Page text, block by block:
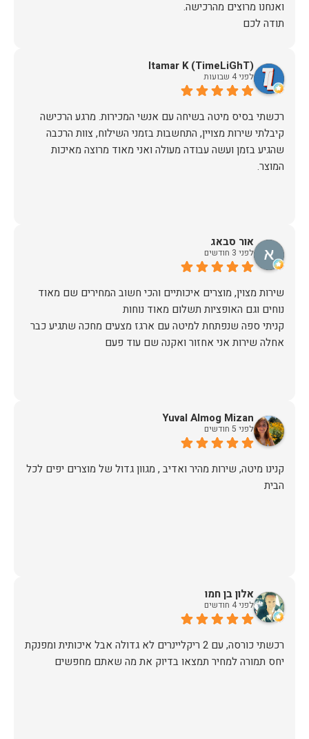
תודה לכם
Itamar K (TimeLiGhT)
לפני 4 שבועות
רכשתי בסיס מיטה בשיחה עם אנשי המכירות. מרגע הרכישה
קיבלתי שירות מצויין, התחשבות בזמני השילוח, צוות הרכבה
שהגיע בזמן ועשה עבודה מעולה ואני מאוד מרוצה מאיכות
המוצר.
אור סבאג
לפני 3 חודשים
שירות מצוין, מוצרים איכותיים והכי חשוב המחירים שם מאוד
קניתי ספה שנפתחת למיטה עם ארגז מצעים מחכה שתגיע כבר
אחלה שירות אני אחזור ואקנה שם עוד פעם
Yuval Almog Mizan
לפני 5 חודשים
קנינו מיטה, שירות מהיר ואדיב , מגוון גדול של מוצרים יפים לכל
הבית
אלון בן חמו
לפני 4 חודשים
יחס תמורה למחיר תמצאו בדיוק את מה שאתם מחפשים